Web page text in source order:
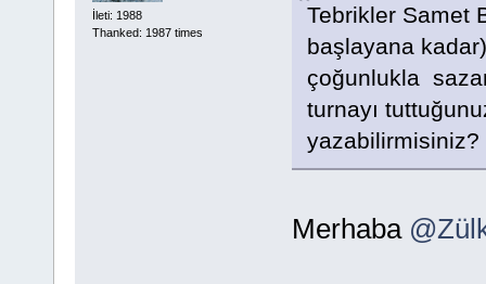
İleti: 1988
Thanked: 1987 times
Tebrikler Samet
başlayana
çoğunlukla
turnayı
yazabilirmisiniz?
Merhaba